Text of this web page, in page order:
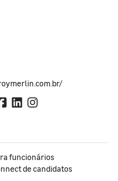
funcionários
de candidatos